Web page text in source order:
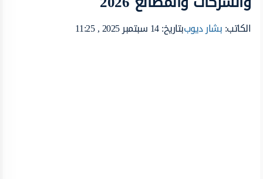
الكاتب:بشار ديوببتاريخ: 14 سبتمبر 2025 , 11:25